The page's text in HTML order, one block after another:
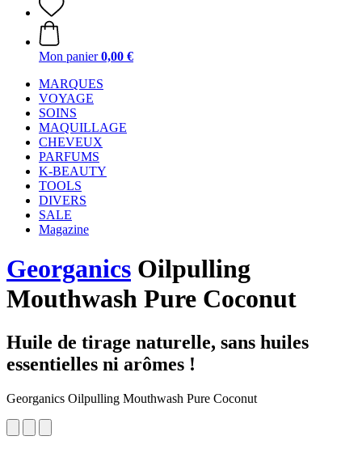
Mon panier 0,00 €
MARQUES
VOYAGE
SOINS
MAQUILLAGE
CHEVEUX
PARFUMS
K-BEAUTY
TOOLS
DIVERS
SALE
Magazine
Georganics Oilpulling
Mouthwash Pure Coconut
Huile de tirage naturelle, sans huiles
essentielles ni arômes !
Georganics Oilpulling Mouthwash Pure Coconut